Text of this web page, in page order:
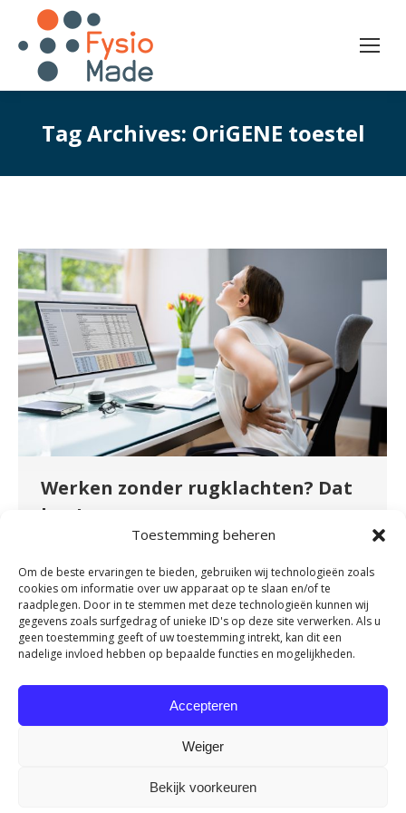
Toestemming beheren
Om de beste ervaringen te bieden, gebruiken wij technologieën zoals
cookies om informatie over uw apparaat op te slaan en/of te
raadplegen. Door in te stemmen met deze technologieën kunnen wij
gegevens zoals surfgedrag of unieke ID's op deze site verwerken. Als u
geen toestemming geeft of uw toestemming intrekt, kan dit een
nadelige invloed hebben op bepaalde functies en mogelijkheden.
Accepteren
Weiger
Bekijk voorkeuren
Tag Archives: OriGENE toestel
Werken zonder rugklachten? Dat
kan!
november 16, 2023
Heb je een zittend beroep of maak je veel en
vaak dezelfde bewegingen tijdens je werk? Heb
je daarom regelmatig last van je rug? Heel
herkenbaar en onnodig! Door onze
samenwerking met OriGENE kunnen we nu het
Rug Vitaliteit Programma aanbieden. Dit
programma is een bewezen effectieve methode
om werkend Nederland van een vitale rug…